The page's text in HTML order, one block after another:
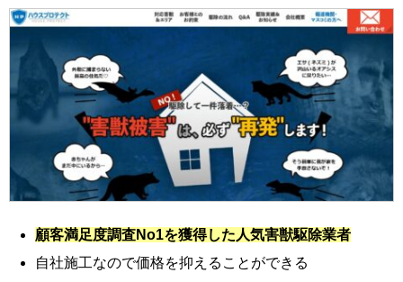
顧客満足度調査No1を獲得した人気害獣駆除業者
自社施工なので価格を抑えることができる